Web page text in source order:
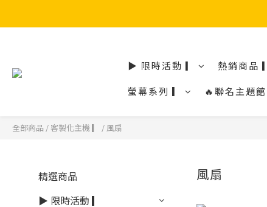
▶ 限時活動 ▎ 熱銷商品 ▎
螢幕系列 ▎
🔥聯名主題館
全部商品 / 客製化主機 ▎ / 風扇
精選商品
▶ 限時活動 ▎
風扇